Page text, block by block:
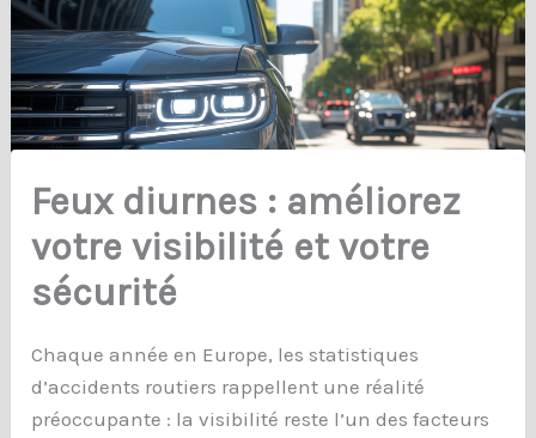
Feux diurnes : améliorez
votre visibilité et votre
sécurité
Chaque année en Europe, les statistiques
d’accidents routiers rappellent une réalité
préoccupante : la visibilité reste l’un des facteurs